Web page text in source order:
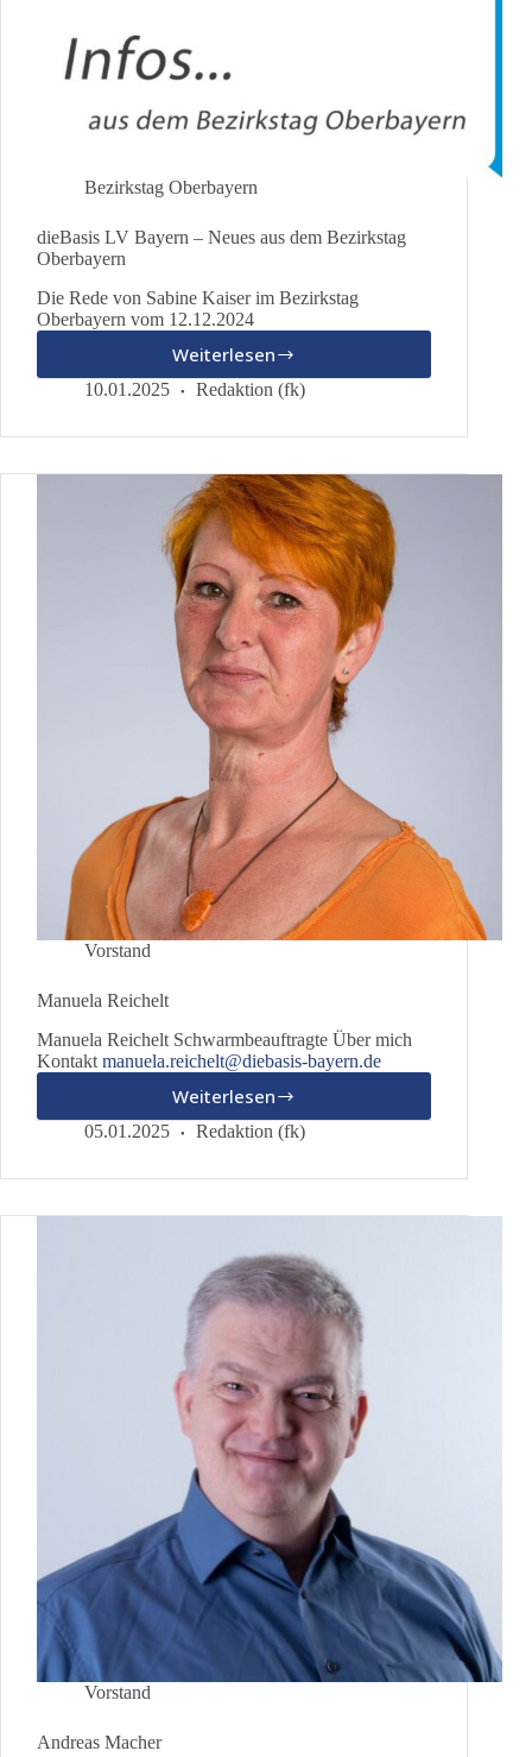
Bezirkstag Oberbayern
dieBasis LV Bayern – Neues aus dem Bezirkstag
Oberbayern
Die Rede von Sabine Kaiser im Bezirkstag
Oberbayern vom 12.12.2024
Weiterlesen
dieBasis
LV
–
aus
dem
Bezirkstag
Oberbayern
10.01.2025 Redaktion (fk)
Vorstand
Manuela Reichelt
Manuela Reichelt Schwarmbeauftragte Über mich
Kontakt manuela.reichelt@diebasis-bayern.de
Weiterlesen
Manuela
Reichelt
05.01.2025 Redaktion (fk)
Vorstand
Andreas Macher